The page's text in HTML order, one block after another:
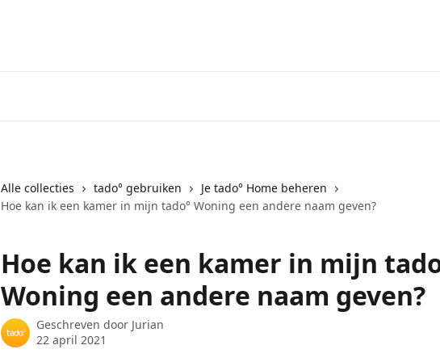
Alle collecties tado° gebruiken
Je tado° Home beheren
Hoe kan ik een kamer in mijn tado° Woning een andere naam geven?
Hoe kan ik een kamer in mijn
Woning een andere naam geven?
Geschreven door Jurian
22 april 2021